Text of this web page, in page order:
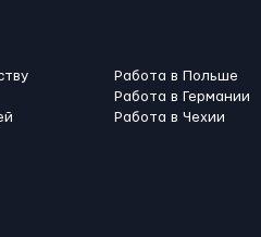
Работа в Польше
Работа в Германии
Работа в Чехии